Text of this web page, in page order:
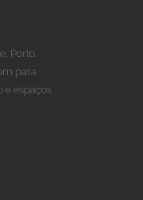
Porto.
para
e espaços